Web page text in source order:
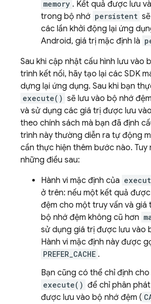
memory . Kết quả được lưu
trong bộ nhớ persistent
các lần khởi động lại ứng
Android, giá trị mặc định là
Sau khi cập nhật cấu hình lưu vào
trình kết nối, hãy tạo lại các SDK
dựng lại ứng dụng. Sau khi bạn
execute() sẽ lưu vào bộ nhớ
và sử dụng các giá trị được lưu
theo chính sách mà bạn đã định
trình này thường diễn ra tự động
cần thực hiện thêm bước nào. Tuy
những điều sau:
Hành vi mặc định của
ở trên: nếu một kết quả
đệm cho một truy vấn và giá
bộ nhớ đệm không cũ hơn
sử dụng giá trị được lưu vào
Hành vi mặc định này được
PREFER_CACHE .
Bạn cũng có thể chỉ định
execute() để chỉ phân
được lưu vào bộ nhớ đệm (